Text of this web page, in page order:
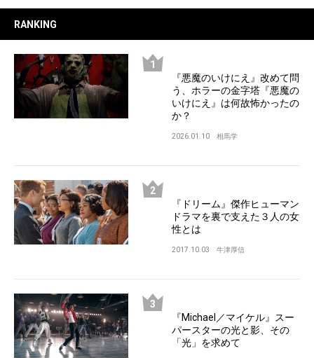
RANKING
『悪魔のいけにえ』改めて問
う、ホラーの金字塔『悪魔の
いけにえ』は何故怖かったの
か？
2026.01.10 相馬学
『ドリーム』傑作ヒューマン
ドラマを裏で支えた３人の女
性とは
2017.10.03 牛津厚信
『Michael／マイケル』スー
パースターの光と影、その
「光」を求めて